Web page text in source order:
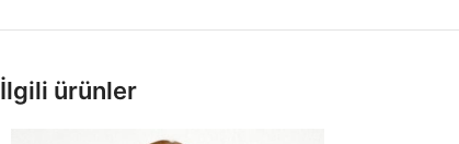
İlgili ürünler